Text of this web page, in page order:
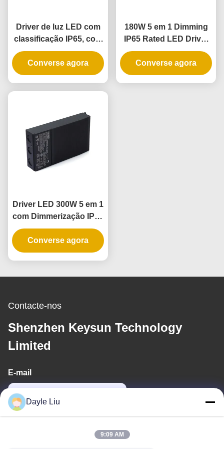
Driver de luz LED com
classificação IP65, com
regulação de
intensidade 5 em 1,
240W e fonte de
Converse agora
180W 5 em 1 Dimming
IP65 Rated LED Driver
para aplicações de
iluminação exterior e
interior
Converse agora
Driver LED 300W 5 em 1
com Dimmerização IP65
para Fonte de
Alimentação
Dimerizável
Converse agora
Contacte-nos
Shenzhen Keysun Technology
Limited
E-mail
Dayle Liu
9:09 AM